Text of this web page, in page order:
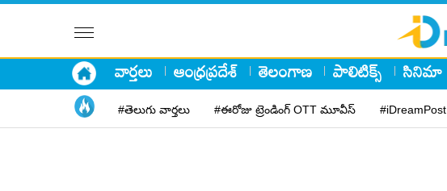
వార్తలు ఆంధ్రప్రదేశ్ తెలంగాణ పాలిటిక్స్ సినిమా
#తెలుగు వార్తలు #ఈరోజు ట్రెండింగ్ OTT మూవీస్ #iDreamPost